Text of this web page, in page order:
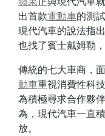
出首款電動車的測
現代汽車的說法指出
也找了賓士戴姆勒
傳統的七大車商，
動車重視消費性科
為積極尋求合作夥
為，現代汽車一直
放。